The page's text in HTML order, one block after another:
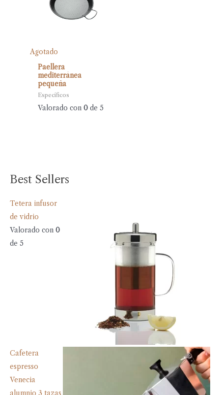
Agotado
Paellera
mediterránea
pequeña
Específicos
Valorado con0 de 5
Best Sellers
Tetera infusor
de vidrio
Valorado con 0
de 5
Cafetera
espresso
Venecia
alumnio 3 tazas